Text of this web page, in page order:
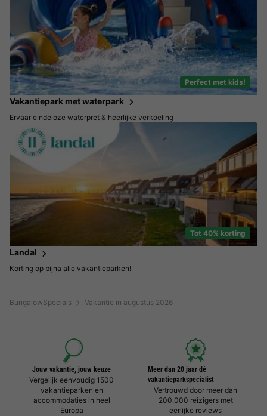
BungalowSpecials Vakantie in augustus 2026
Perfect met kids!
Vakantiepark met waterpark
Ervaar eindeloze waterpret & heerlijke verkoeling
Tot 40% korting
Landal
Korting op bijna alle vakantieparken!
Jouw vakantie, jouw keuze
Vergelijk eenvoudig 1500
vakantieparken en
accommodaties in heel
Europa
Meer dan 20 jaar dé
vakantieparkspecialist
Vertrouwd door meer dan
200.000 reizigers met
eerlijke reviews